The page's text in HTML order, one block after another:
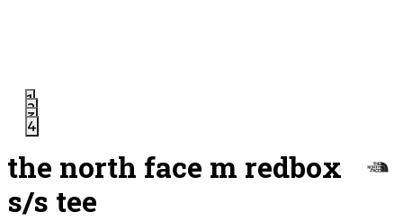
1
2
3
4
the north face m redbox
s/s tee